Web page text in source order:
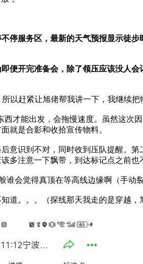
停服务区，最新的天气预报显示徒
便开完准备会，除了领压应该没人
以赶紧让旭佬帮我讲一下，我继续把
才能出发，会拖慢速度。虽然这次
就是合影和收拾宣传物料。
意识到不对，同时收到压队提醒。
多注意一下飘带，到达标记点之前也
谁会觉得真顶在等高线边缘啊（手动
。。。（探线那天我走的是穿越，